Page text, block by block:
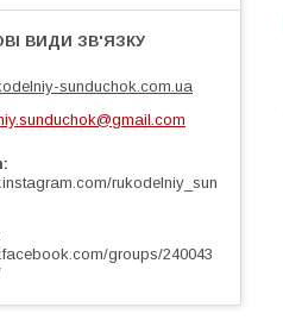
sunduchok.com.ua
rukodelniy_sun
groups/240043